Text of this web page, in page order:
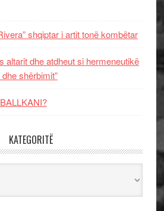
shqiptar i artit tonë kombëtar
altarit dhe atdheut si hermeneutikë
shërbimit”
KATEGORITË